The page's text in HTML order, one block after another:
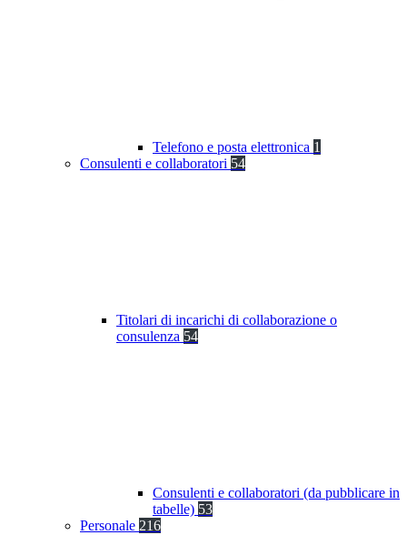
Telefono e posta elettronica 1
Consulenti e collaboratori 54
Titolari di incarichi di collaborazione o
consulenza 54
Consulenti e collaboratori (da pubblicare in
tabelle) 53
Personale 216